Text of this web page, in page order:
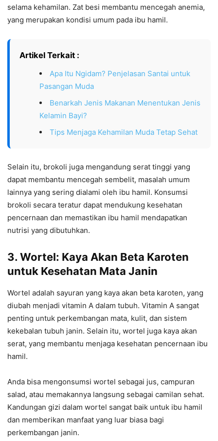
selama kehamilan. Zat besi membantu mencegah anemia,
yang merupakan kondisi umum pada ibu hamil.
Artikel Terkait :
Apa Itu Ngidam? Penjelasan Santai untuk
Pasangan Muda
Benarkah Jenis Makanan Menentukan Jenis
Kelamin Bayi?
Tips Menjaga Kehamilan Muda Tetap Sehat
Selain itu, brokoli juga mengandung serat tinggi yang
dapat membantu mencegah sembelit, masalah umum
lainnya yang sering dialami oleh ibu hamil. Konsumsi
brokoli secara teratur dapat mendukung kesehatan
pencernaan dan memastikan ibu hamil mendapatkan
nutrisi yang dibutuhkan.
3. Wortel: Kaya Akan Beta Karoten
untuk Kesehatan Mata Janin
Wortel adalah sayuran yang kaya akan beta karoten, yang
diubah menjadi vitamin A dalam tubuh. Vitamin A sangat
penting untuk perkembangan mata, kulit, dan sistem
kekebalan tubuh janin. Selain itu, wortel juga kaya akan
serat, yang membantu menjaga kesehatan pencernaan ibu
hamil.
Anda bisa mengonsumsi wortel sebagai jus, campuran
salad, atau memakannya langsung sebagai camilan sehat.
Kandungan gizi dalam wortel sangat baik untuk ibu hamil
dan memberikan manfaat yang luar biasa bagi
perkembangan janin.